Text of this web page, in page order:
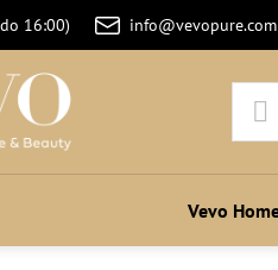
16:00) info@vevopure.com
Vevo